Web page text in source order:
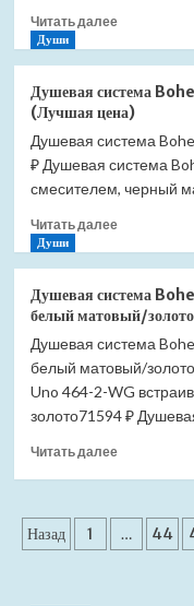
Читать далееПрочитать
Комплект
душа
Boheme
Spectre
457-
бронза
цена)
Души
Душевая система
(Лучшая цена)
Душевая система
₽ Душевая система
смесителем, черный
Читать далееПрочитать
система
Boheme
Uno
468-
B
черный
матовый
(Лучшая
Души
Душевая система
белый матовый/
Душевая система
белый матовый/
Uno 464-2-WG
золото71594 ₽
Читать далееПрочитать
система
Boheme
Пагинация
Назад 1 … 44